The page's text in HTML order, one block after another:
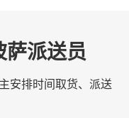
萨派送员
安排时间取货、派送